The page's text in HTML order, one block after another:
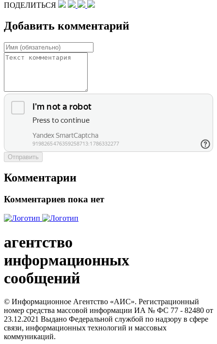
ПОДЕЛИТЬСЯ
Добавить комментарий
Отправить
Комментарии
Комментариев пока нет
агентство
информационных
сообщений
© Информационное Агентство «АИС». Регистрационный
номер средства массовой информации ИА № ФС 77 - 82480 от
23.12.2021 Выдано Федеральной службой по надзору в сфере
связи, информационных технологий и массовых
коммуникаций.